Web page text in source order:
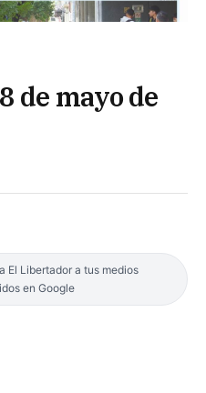
de mayo de
El Libertador a tus medios
en Google